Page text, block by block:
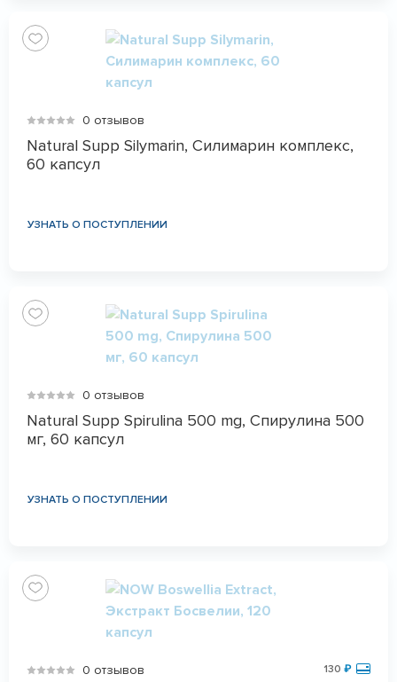
0 отзывов
Natural Supp Silymarin, Силимарин комплекс,
60 капсул
УЗНАТЬ О ПОСТУПЛЕНИИ
0 отзывов
Natural Supp Spirulina 500 mg, Спирулина 500
мг, 60 капсул
УЗНАТЬ О ПОСТУПЛЕНИИ
0 отзывов 130 ₽